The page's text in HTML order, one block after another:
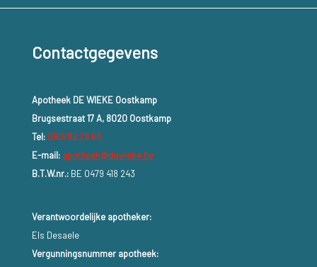
Contactgegevens
Apotheek DE WIEKE Oostkamp
Brugsestraat 17 A, 8020 Oostkamp
Tel: 050/82 28 83
E-mail: apotheek@dewieke.be
B.T.W.nr.:BE 0479 418 243
Verantwoordelijke apotheker:
Els Desaele
Vergunningsnummer apotheek: